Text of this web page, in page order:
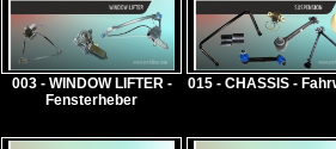
003 - WINDOW LIFTER -
Fensterheber
015 - CHASSIS -